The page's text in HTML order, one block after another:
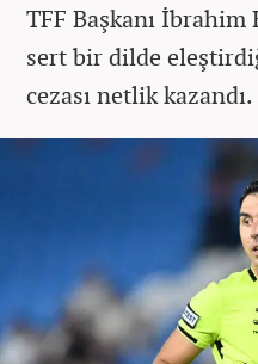
TFF Başkanı İbrahim
sert bir dilde
cezası netlik kazandı.